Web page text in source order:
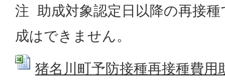
注 助成対象認定日以降の再接
成はできません。
猪名川町予防接種再接種費用